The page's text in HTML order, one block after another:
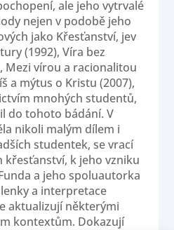
ale jeho vytrvalé
nejen v podobě jeho
jako Křesťanství, jev
(1992), Víra bez
Mezi vírou a racionalitou
a mýtus o Kristu (2007),
mnohých studentů,
do tohoto bádání. V
nikoli malým dílem i
studentek, se vrací
křesťanství, k jeho vzniku
a jeho spoluautorka
a interpretace
aktualizují některými
kontextům. Dokazují